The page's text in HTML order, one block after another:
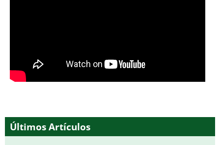
Últimos Artículos